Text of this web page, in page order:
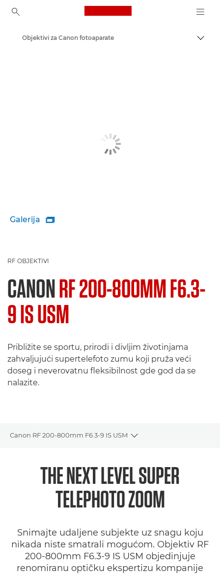
Canon Logo, back to
Objektivi za Canon fotoaparate
Galerija 
RF OBJEKTIVI
CANONRF 200-800MM F6.3-
9 IS USM
Približite se sportu, prirodi i divljim životinjama
zahvaljujući supertelefoto zumu koji pruža veći
doseg i neverovatnu fleksibilnost gde god da se
nalazite.
Canon RF 200-800mm F6.3-9 IS USM
Toggle breadcrumbs
Specifikacije
Podrška
THE NEXT LEVELSUPER
TELEPHOTO ZOOM
Snimajte udaljene subjekte uz snagu koju
nikada niste smatrali mogućom. Objektiv RF
200-800mm F6.3-9 IS USM objedinjuje
renomiranu optičku ekspertizu kompanije